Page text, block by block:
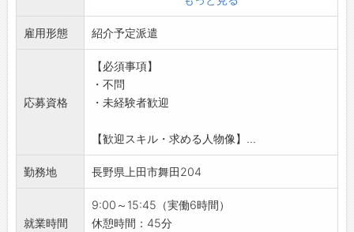
登録はご自宅からお電話で可能です◎
☆----------------------------------------
☆
◆職場見学可能！自分が働くイメージができま
す。
みなさまのご応募を心よりお待ちしております
☆----------------------------------------
☆
・検査業務
◎座り作業になります。体への負担も少なめで
す♪
【未経験OK！】
・経験やスキルは一切不要◎細かい作業が好き
な方にぴったりです！
・丁寧なOJTがあるので、疑問や不安があって
もすぐに聞くことができ、安心してご就業いた
だけます◎
【職場の雰囲気】
雇用形態 紹介予定派遣
応募資格
【必須事項】
・不問
・未経験者歓迎
【歓迎スキル・求める人物像】...
勤務地 長野県上田市舞田204
就業時間
9:00～15:45（実働6時間）
休憩時間：45分